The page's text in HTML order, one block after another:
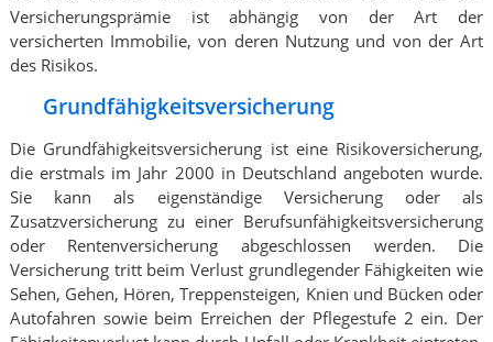
Versicherungsprämie ist abhängig von der Art der
versicherten Immobilie, von deren Nutzung und von der Art
des Risikos.
Grundfähigkeitsversicherung
Die Grundfähigkeitsversicherung ist eine Risikoversicherung,
die erstmals im Jahr 2000 in Deutschland angeboten wurde.
Sie kann als eigenständige Versicherung oder als
Zusatzversicherung zu einer Berufsunfähigkeitsversicherung
oder Rentenversicherung abgeschlossen werden. Die
Versicherung tritt beim Verlust grundlegender Fähigkeiten wie
Sehen, Gehen, Hören, Treppensteigen, Knien und Bücken oder
Autofahren sowie beim Erreichen der Pflegestufe 2 ein. Der